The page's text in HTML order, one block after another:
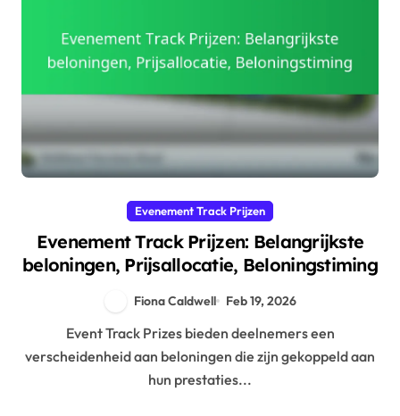
Evenement Track Prijzen
Evenement Track Prijzen: Belangrijkste
beloningen, Prijsallocatie, Beloningstiming
Fiona Caldwell Feb 19, 2026
Event Track Prizes bieden deelnemers een
verscheidenheid aan beloningen die zijn gekoppeld aan
hun prestaties...